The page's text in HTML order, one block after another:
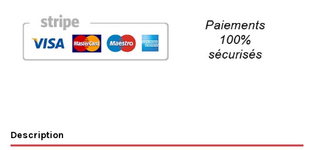
Description